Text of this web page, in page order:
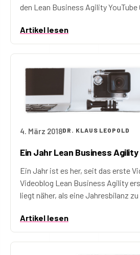
den Lean Business Agility
Artikel lesen
4. März 2018DR. KLAUS LEOPOLD
Ein Jahr Lean Business
Ein Jahr ist es her, seit das erste
Videoblog Lean Business Agility
liegt näher, als eine Jahresbilanz zu
Artikel lesen